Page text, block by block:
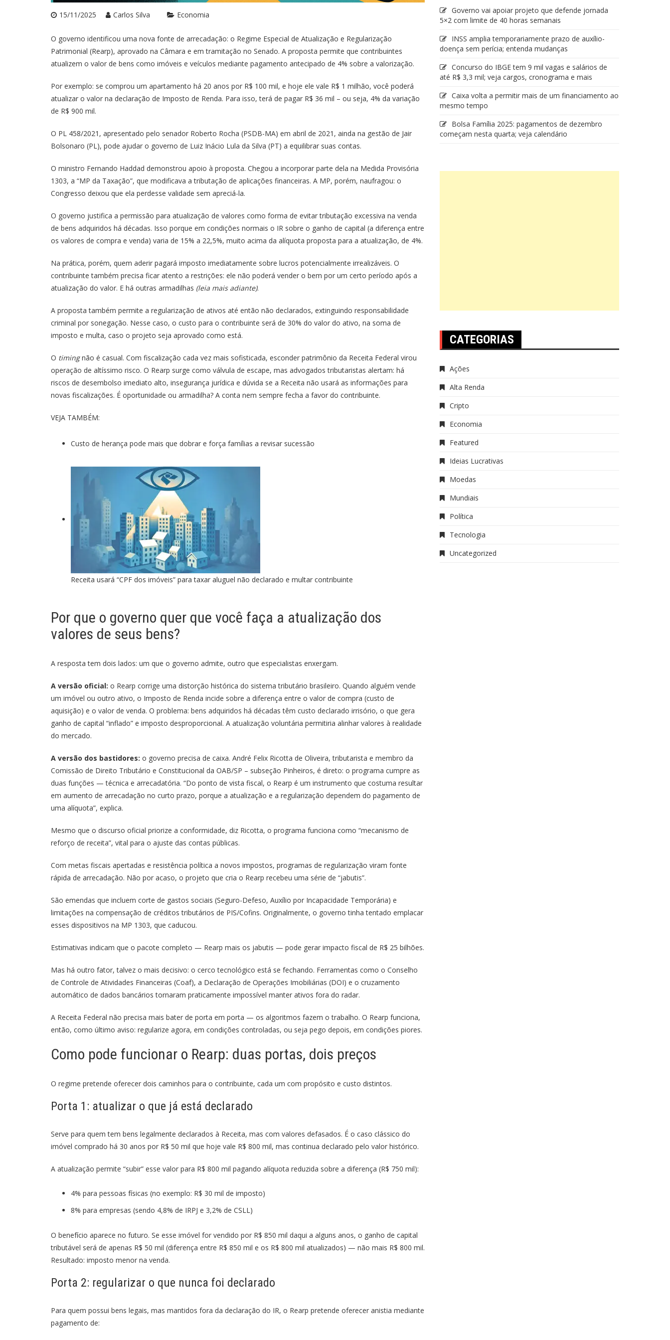
15/11/2025 Carlos Silva Economia
O governo identificou uma nova fonte de arrecadação: o Regime Especial de Atualização e Regularização
Patrimonial (Rearp), aprovado na Câmara e em tramitação no Senado. A proposta permite que contribuintes
atualizem o valor de bens como imóveis e veículos mediante pagamento antecipado de 4% sobre a valorização.
Por exemplo: se comprou um apartamento há 20 anos por R$ 100 mil, e hoje ele vale R$ 1 milhão, você poderá
atualizar o valor na declaração de Imposto de Renda. Para isso, terá de pagar R$ 36 mil – ou seja, 4% da variação
de R$ 900 mil.
O PL 458/2021, apresentado pelo senador Roberto Rocha (PSDB-MA) em abril de 2021, ainda na gestão de Jair
Bolsonaro (PL), pode ajudar o governo de Luiz Inácio Lula da Silva (PT) a equilibrar suas contas.
O ministro Fernando Haddad demonstrou apoio à proposta. Chegou a incorporar parte dela na Medida Provisória
1303, a “MP da Taxação”, que modificava a tributação de aplicações financeiras. A MP, porém, naufragou: o
Congresso deixou que ela perdesse validade sem apreciá-la.
O governo justifica a permissão para atualização de valores como forma de evitar tributação excessiva na venda
de bens adquiridos há décadas. Isso porque em condições normais o IR sobre o ganho de capital (a diferença entre
os valores de compra e venda) varia de 15% a 22,5%, muito acima da alíquota proposta para a atualização, de 4%.
Na prática, porém, quem aderir pagará imposto imediatamente sobre lucros potencialmente irrealizáveis. O
contribuinte também precisa ficar atento a restrições: ele não poderá vender o bem por um certo período após a
atualização do valor. E há outras armadilhas (leia mais adiante).
A proposta também permite a regularização de ativos até então não declarados, extinguindo responsabilidade
criminal por sonegação. Nesse caso, o custo para o contribuinte será de 30% do valor do ativo, na soma de
imposto e multa, caso o projeto seja aprovado como está.
O timingnão é casual. Com fiscalização cada vez mais sofisticada, esconder patrimônio da Receita Federal virou
operação de altíssimo risco. O Rearp surge como válvula de escape, mas advogados tributaristas alertam: há
riscos de desembolso imediato alto, insegurança jurídica e dúvida se a Receita não usará as informações para
novas fiscalizações. É oportunidade ou armadilha? A conta nem sempre fecha a favor do contribuinte.
VEJA TAMBÉM:
Custo de herança pode mais que dobrar e força famílias a revisar sucessão
Receita usará “CPF dos imóveis” para taxar aluguel não declarado e multar contribuinte
Por que o governo quer que você faça a atualização dos
valores de seus bens?
A resposta tem dois lados: um que o governo admite, outro que especialistas enxergam.
A versão oficial: o Rearp corrige uma distorção histórica do sistema tributário brasileiro. Quando alguém vende
um imóvel ou outro ativo, o Imposto de Renda incide sobre a diferença entre o valor de compra (custo de
aquisição) e o valor de venda. O problema: bens adquiridos há décadas têm custo declarado irrisório, o que gera
ganho de capital “inflado” e imposto desproporcional. A atualização voluntária permitiria alinhar valores à realidade
do mercado.
A versão dos bastidores: o governo precisa de caixa. André Felix Ricotta de Oliveira, tributarista e membro da
Comissão de Direito Tributário e Constitucional da OAB/SP – subseção Pinheiros, é direto: o programa cumpre as
duas funções — técnica e arrecadatória. “Do ponto de vista fiscal, o Rearp é um instrumento que costuma resultar
em aumento de arrecadação no curto prazo, porque a atualização e a regularização dependem do pagamento de
uma alíquota”, explica.
Mesmo que o discurso oficial priorize a conformidade, diz Ricotta, o programa funciona como “mecanismo de
reforço de receita”, vital para o ajuste das contas públicas.
Com metas fiscais apertadas e resistência política a novos impostos, programas de regularização viram fonte
rápida de arrecadação. Não por acaso, o projeto que cria o Rearp recebeu uma série de “jabutis”.
São emendas que incluem corte de gastos sociais (Seguro-Defeso, Auxílio por Incapacidade Temporária) e
limitações na compensação de créditos tributários de PIS/Cofins. Originalmente, o governo tinha tentado emplacar
esses dispositivos na MP 1303, que caducou.
Estimativas indicam que o pacote completo — Rearp mais os jabutis — pode gerar impacto fiscal de R$ 25 bilhões.
Mas há outro fator, talvez o mais decisivo: o cerco tecnológico está se fechando. Ferramentas como o Conselho
de Controle de Atividades Financeiras (Coaf), a Declaração de Operações Imobiliárias (DOI) e o cruzamento
automático de dados bancários tornaram praticamente impossível manter ativos fora do radar.
A Receita Federal não precisa mais bater de porta em porta — os algoritmos fazem o trabalho. O Rearp funciona,
então, como último aviso: regularize agora, em condições controladas, ou seja pego depois, em condições piores.
Como pode funcionar o Rearp: duas portas, dois preços
O regime pretende oferecer dois caminhos para o contribuinte, cada um com propósito e custo distintos.
Porta 1: atualizar o que já está declarado
Serve para quem tem bens legalmente declarados à Receita, mas com valores defasados. É o caso clássico do
imóvel comprado há 30 anos por R$ 50 mil que hoje vale R$ 800 mil, mas continua declarado pelo valor histórico.
A atualização permite “subir” esse valor para R$ 800 mil pagando alíquota reduzida sobre a diferença (R$ 750 mil):
4% para pessoas físicas (no exemplo: R$ 30 mil de imposto)
8% para empresas (sendo 4,8% de IRPJ e 3,2% de CSLL)
O benefício aparece no futuro. Se esse imóvel for vendido por R$ 850 mil daqui a alguns anos, o ganho de capital
tributável será de apenas R$ 50 mil (diferença entre R$ 850 mil e os R$ 800 mil atualizados) — não mais R$ 800 mil.
Resultado: imposto menor na venda.
Porta 2: regularizar o que nunca foi declarado
Para quem possui bens legais, mas mantidos fora da declaração do IR, o Rearp pretende oferecer anistia mediante
pagamento de:
Governo vai apoiar projeto que defende jornada
5×2 com limite de 40 horas semanais
INSS amplia temporariamente prazo de auxílio-
doença sem perícia; entenda mudanças
Concurso do IBGE tem 9 mil vagas e salários de
até R$ 3,3 mil; veja cargos, cronograma e mais
Caixa volta a permitir mais de um financiamento ao
mesmo tempo
Bolsa Família 2025: pagamentos de dezembro
começam nesta quarta; veja calendário
CATEGORIAS
Ações
Alta Renda
Cripto
Economia
Featured
Ideias Lucrativas
Moedas
Mundiais
Política
Tecnologia
Uncategorized